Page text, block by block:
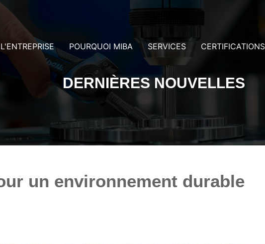
L'ENTREPRISE POURQUOI MIBA SERVICES CERTIFICATIONS
DERNIÈRES NOUVELLES
un environnement durable